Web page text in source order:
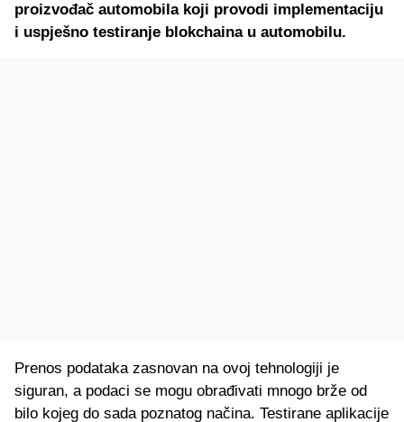
proizvođač automobila koji provodi implementaciju
i uspješno testiranje blokchaina u automobilu.
Prenos podataka zasnovan na ovoj tehnologiji je
siguran, a podaci se mogu obrađivati mnogo brže od
bilo kojeg do sada poznatog načina. Testirane aplikacije